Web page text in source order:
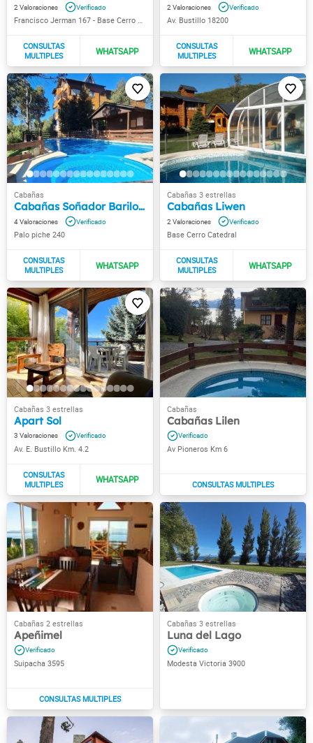
2
Francisco Jerman 167 - Base Cerro Catedral
2
Av. Bustillo 18200
Cabañas Soñador Bariloche
4
Palo piche 240
Cabañas Liwen
2
Base Cerro Catedral
Apart Sol
3
Av. E. Bustillo Km. 4.2
Cabañas Lilen
Av Pioneros Km 6
Apeñimel
Suipacha 3595
Luna del Lago
Modesta Victoria 3900